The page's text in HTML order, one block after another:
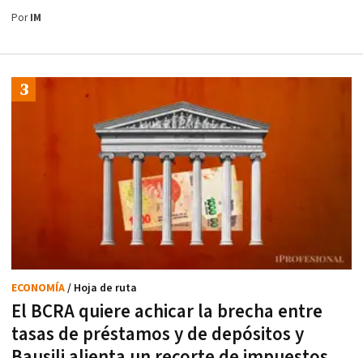
PorIM
El BCRA quiere achicar la brecha entre
tasas de préstamos y de depósitos y
ECONOMÍA/ Hoja de ruta